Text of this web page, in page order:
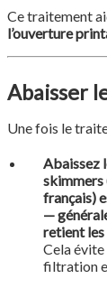
Ce traitement
l’ouverture
Abaisser
Une fois le
Abaissez
skimmers
français)
—
retient
Cela évite
filtration